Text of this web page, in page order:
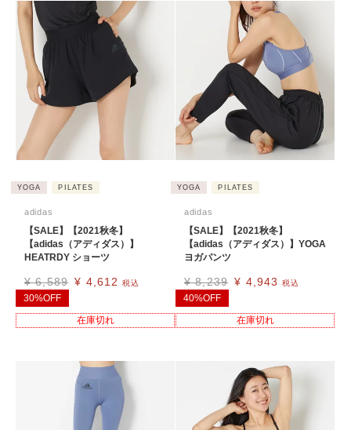
YOGA PILATES
adidas
【SALE】【2021秋冬】
【adidas（アディダス）】
HEATRDY ショーツ
¥ 6,589 ¥ 4,612 税込
30%OFF
在庫切れ
YOGA PILATES
adidas
【SALE】【2021秋冬】
【adidas（アディダス）】YOGA
ヨガパンツ
¥ 8,239 ¥ 4,943 税込
40%OFF
在庫切れ